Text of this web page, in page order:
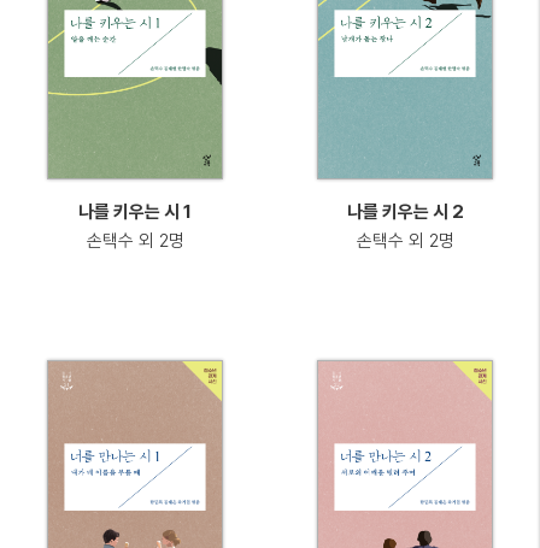
나를 키우는 시 1
손택수 외 2명
나를 키우는 시 2
손택수 외 2명